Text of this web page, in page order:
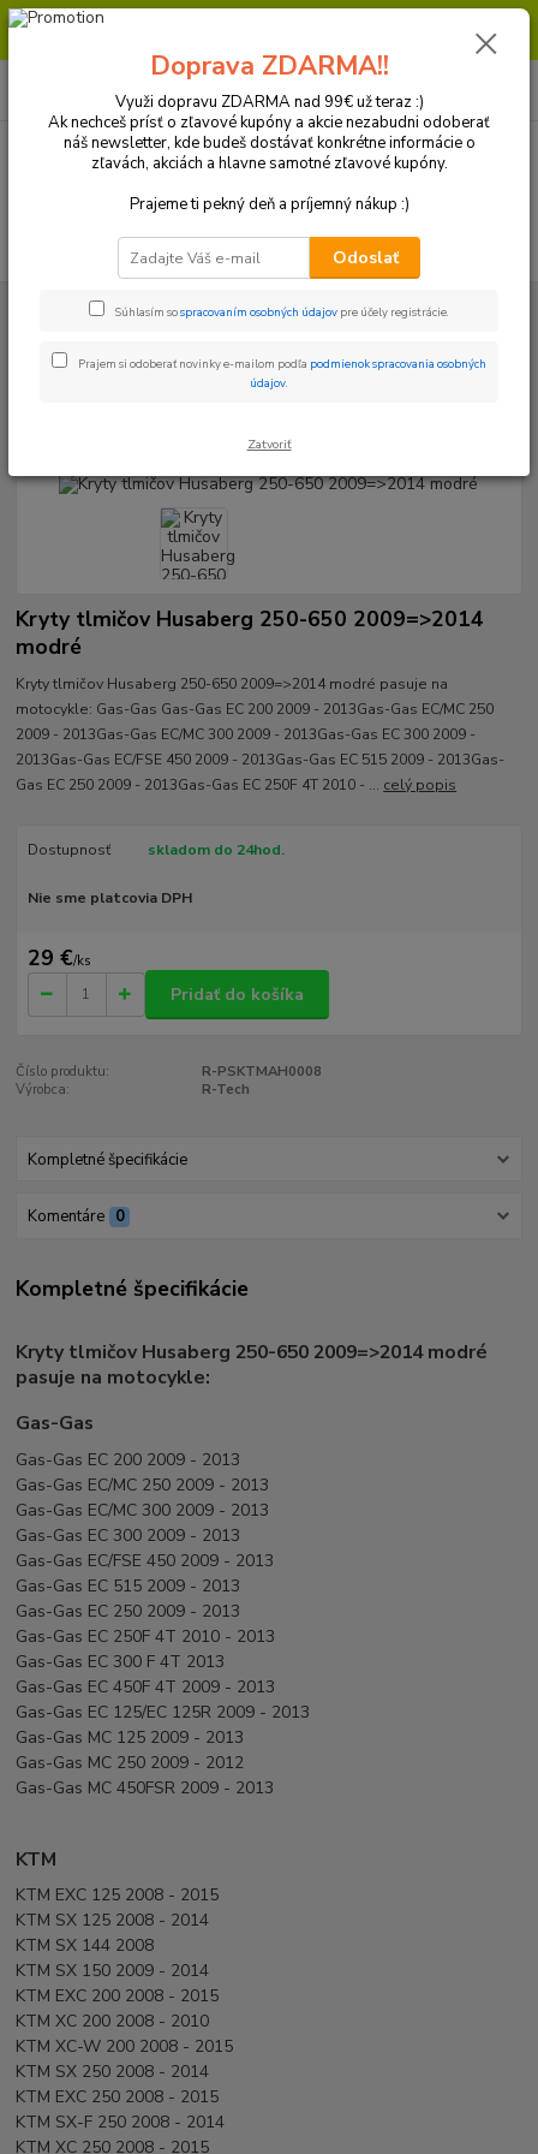
Milí zákazníci, pri objednávke nad 99€ získate poštovné ZDARMA.
(Po-Pia, 8:30-16:30 hod.)
Plasty a Kryty Gas-gas Kryty tlmičov
Kryty tlmičov
Kryty tlmičov Husaberg 250-650
Kryty tlmičov Husaberg 250-650 2009=>2014
modré
Kryty tlmičov Husaberg 250-650 2009=>2014 modré pasuje na
motocykle: Gas-Gas Gas-Gas EC 200 2009 - 2013Gas-Gas EC/MC 250
2009 - 2013Gas-Gas EC/MC 300 2009 - 2013Gas-Gas EC 300 2009 -
2013Gas-Gas EC/FSE 450 2009 - 2013Gas-Gas EC 515 2009 - 2013Gas-
Gas EC 250 2009 - 2013Gas-Gas EC 250F 4T 2010 - ... celý popis
Dostupnosť skladom do 24hod.
Nie sme platcovia DPH
29 €/ks
Pridať do košíka
Číslo produktu:
R-PSKTMAH0008
Výrobca:
R-Tech
Kompletné špecifikácie
Komentáre 0
Kompletné špecifikácie
Kryty tlmičov Husaberg 250-650 2009=>2014 modré
pasuje na motocykle:
Gas-Gas
Gas-Gas EC 200 2009 - 2013
Gas-Gas EC/MC 250 2009 - 2013
Gas-Gas EC/MC 300 2009 - 2013
Gas-Gas EC 300 2009 - 2013
Gas-Gas EC/FSE 450 2009 - 2013
Gas-Gas EC 515 2009 - 2013
Gas-Gas EC 250 2009 - 2013
Gas-Gas EC 250F 4T 2010 - 2013
Gas-Gas EC 300 F 4T 2013
Gas-Gas EC 450F 4T 2009 - 2013
Gas-Gas EC 125/EC 125R 2009 - 2013
Gas-Gas MC 125 2009 - 2013
Gas-Gas MC 250 2009 - 2012
Gas-Gas MC 450FSR 2009 - 2013
KTM
KTM EXC 125 2008 - 2015
KTM SX 125 2008 - 2014
KTM SX 144 2008
KTM SX 150 2009 - 2014
KTM EXC 200 2008 - 2015
KTM XC 200 2008 - 2010
KTM XC-W 200 2008 - 2015
KTM SX 250 2008 - 2014
KTM EXC 250 2008 - 2015
KTM SX-F 250 2008 - 2014
KTM XC 250 2008 - 2015
Doprava ZDARMA!!
Využi dopravu ZDARMA nad 99€ už teraz :)
Ak nechceš prísť o zľavové kupóny a akcie nezabudni odoberať
náš newsletter, kde budeš dostávať konkrétne informácie o
zľavách, akciách a hlavne samotné zľavové kupóny.
Prajeme ti pekný deň a príjemný nákup :)
Odoslať
Súhlasím sospracovaním osobných údajov pre účely registrácie.
Prajem si odoberať novinky e-mailom podľa podmienok spracovania osobných
údajov.
Zatvoriť